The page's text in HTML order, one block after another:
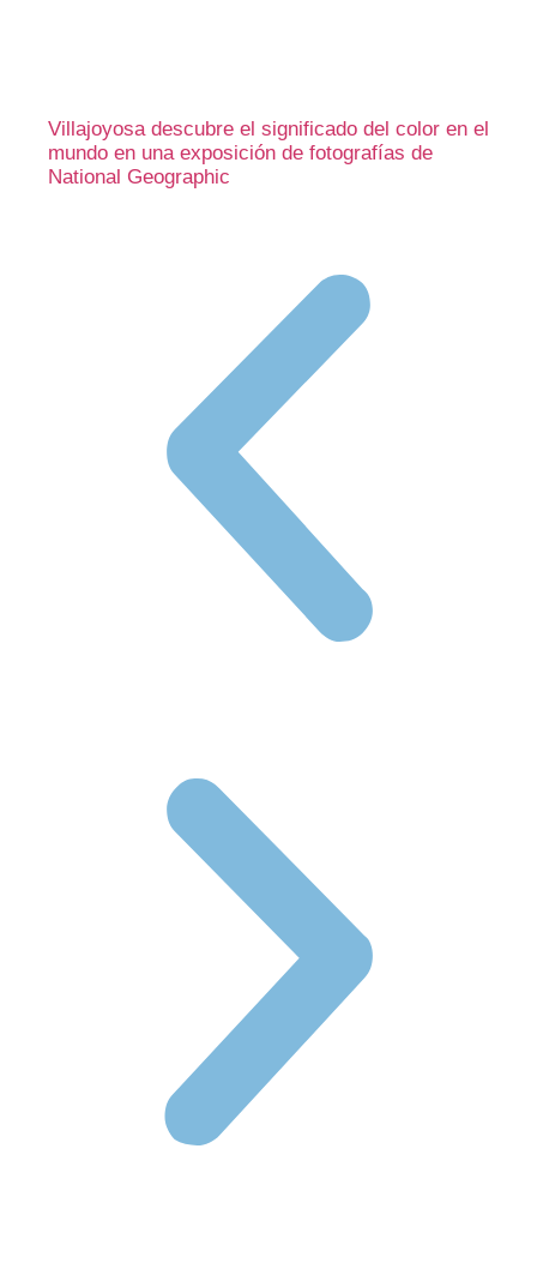
Villajoyosa descubre el significado del color en el
mundo en una exposición de fotografías de
National Geographic